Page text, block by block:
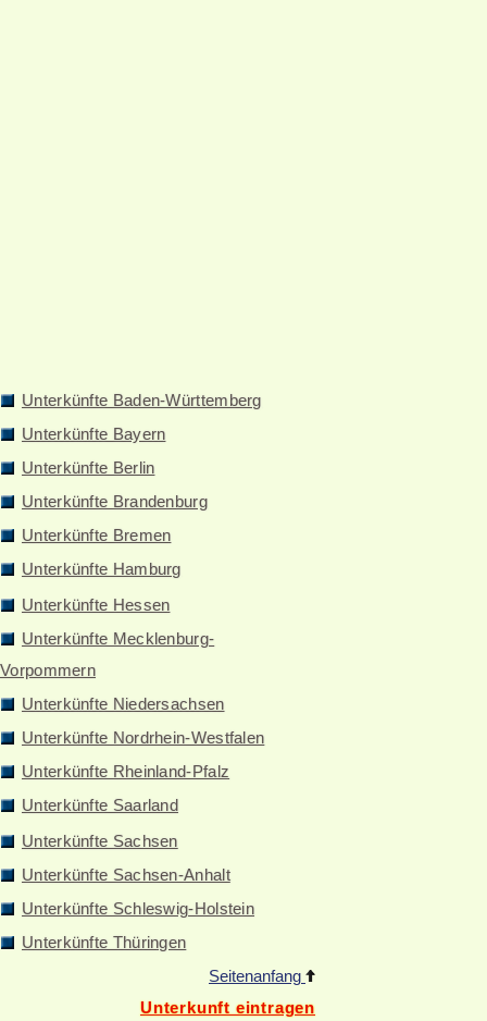
Unterkünfte Baden-Württemberg
Unterkünfte Bayern
Unterkünfte Berlin
Unterkünfte Brandenburg
Unterkünfte Bremen
Unterkünfte Hamburg
Unterkünfte Hessen
Unterkünfte Mecklenburg-
Vorpommern
Unterkünfte Niedersachsen
Unterkünfte Nordrhein-Westfalen
Unterkünfte Rheinland-Pfalz
Unterkünfte Saarland
Unterkünfte Sachsen
Unterkünfte Sachsen-Anhalt
Unterkünfte Schleswig-Holstein
Unterkünfte Thüringen
Seitenanfang
Unterkunft eintragen